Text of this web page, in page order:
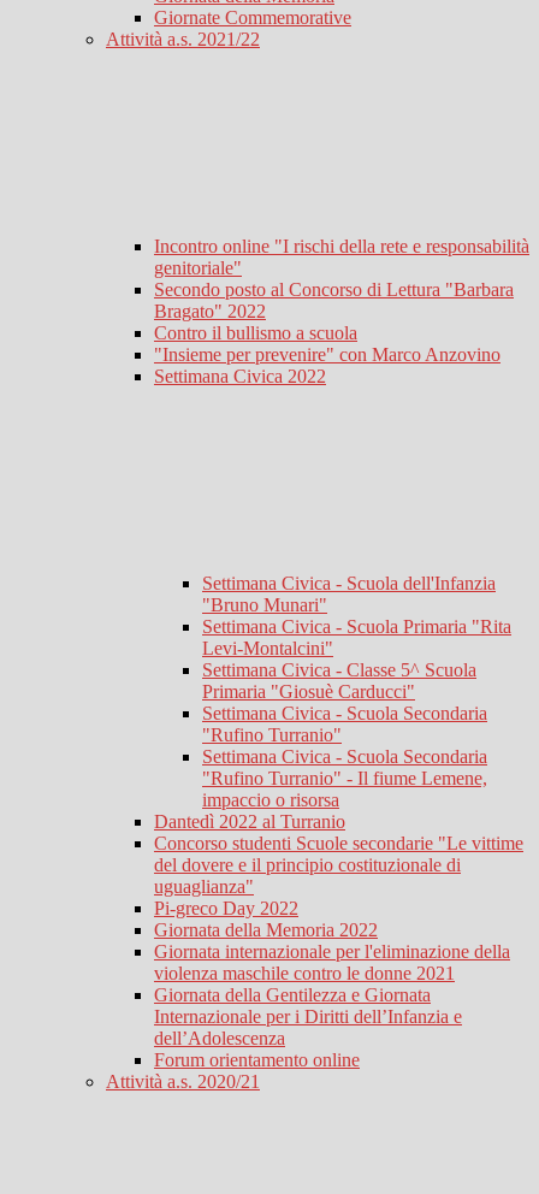
Giornate Commemorative
Attività a.s. 2021/22
Incontro online "I rischi della rete e responsabilità
genitoriale"
Secondo posto al Concorso di Lettura "Barbara
Bragato" 2022
Contro il bullismo a scuola
"Insieme per prevenire" con Marco Anzovino
Settimana Civica 2022
Settimana Civica - Scuola dell'Infanzia
"Bruno Munari"
Settimana Civica - Scuola Primaria "Rita
Levi-Montalcini"
Settimana Civica - Classe 5^ Scuola
Primaria "Giosuè Carducci"
Settimana Civica - Scuola Secondaria
"Rufino Turranio"
Settimana Civica - Scuola Secondaria
"Rufino Turranio" - Il fiume Lemene,
impaccio o risorsa
Dantedì 2022 al Turranio
Concorso studenti Scuole secondarie "Le vittime
del dovere e il principio costituzionale di
uguaglianza"
Pi-greco Day 2022
Giornata della Memoria 2022
Giornata internazionale per l'eliminazione della
violenza maschile contro le donne 2021
Giornata della Gentilezza e Giornata
Internazionale per i Diritti dell’Infanzia e
dell’Adolescenza
Forum orientamento online
Attività a.s. 2020/21